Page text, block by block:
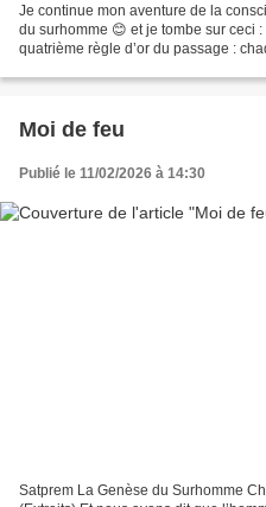
Je continue mon aventure de la
du surhomme 😊 et je tombe sur ceci
quatrième règle d’or du passage :
Moi de feu
Publié le 11/02/2026 à 14:30
Satprem La Genèse du Surhomme